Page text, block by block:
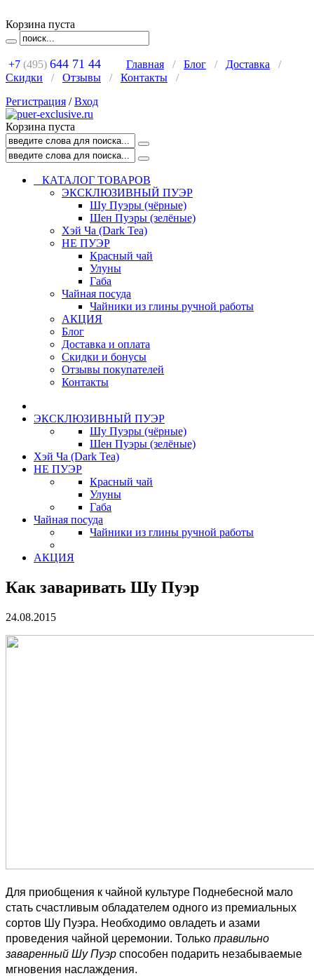
Корзина пуста
+7 (495) 644 71 44 Главная / Блог / Доставка
/
Скидки
/ Отзывы / Контакты
/
Регистрация /Вход
Корзина пуста
КАТАЛОГ ТОВАРОВ
ЭКСКЛЮЗИВНЫЙ ПУЭР
Шу Пуэры (чёрные)
Шен Пуэры (зелёные)
Хэй Ча (Dark Tea)
НЕ ПУЭР
Красный чай
Улуны
Габа
Чайная посуда
Чайники из глины ручной работы
АКЦИЯ
Блог
Доставка и оплата
Скидки и бонусы
Отзывы покупателей
Контакты
ЭКСКЛЮЗИВНЫЙ ПУЭР
Шу Пуэры (чёрные)
Шен Пуэры (зелёные)
Хэй Ча (Dark Tea)
НЕ ПУЭР
Красный чай
Улуны
Габа
Чайная посуда
Чайники из глины ручной работы
АКЦИЯ
Как заваривать Шу Пуэр
24.08.2015
Для приобщения к чайной культуре Поднебесной мало
стать счастливым обладателем одного из премиальных
сортов Шу Пуэра. Необходимо овладеть и азами
проведения чайной церемонии. Только правильно
заваренный Шу Пуэр способен подарить незабываемые
мгновения наслаждения.